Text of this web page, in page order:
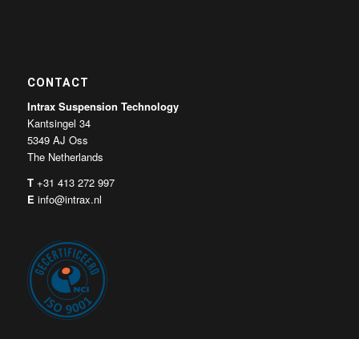
CONTACT
Intrax Suspension Technology
Kantsingel 34
5349 AJ Oss
The Netherlands
T +31 413 272 997
E info@intrax.nl